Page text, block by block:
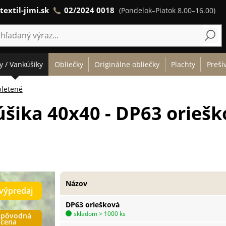
jimi.sk 02/2024 0018 (Pondelok–Piatok 8.00–16.00)
/ Vankúšiky Obliečky Originálne obliečky Plachty
40x40 - DP63
pôvodná
cena
DP63 oriešková
skladom > 1000 ks
Názov